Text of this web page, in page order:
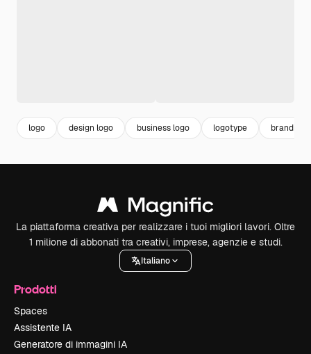
logo design logo business logo logotype branding
La piattaforma creativa per realizzare i tuoi migliori lavori. Oltre
1 milione di abbonati tra creativi, imprese, agenzie e studi.
Italiano
Prodotti
Spaces
Assistente IA
Generatore di immagini IA